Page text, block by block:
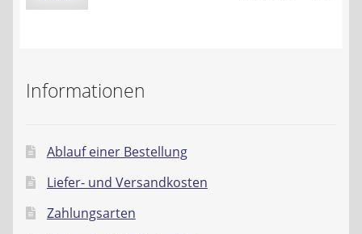
Informationen
Ablauf einer Bestellung
Liefer- und Versandkosten
Zahlungsarten